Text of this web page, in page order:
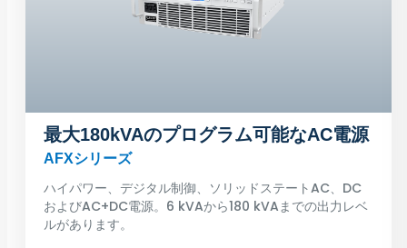
最大180kVAのプログラム可能なAC電源
AFXシリーズ
ハイパワー、デジタル制御、ソリッドステートAC、DC
およびAC+DC電源。6 kVAから180 kVAまでの出力レベ
ルがあります。